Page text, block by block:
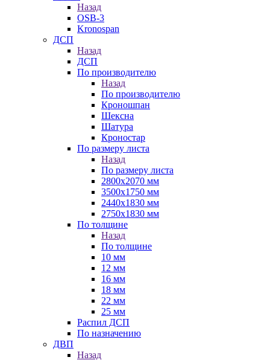
Назад
OSB-3
Kronospan
ДСП
Назад
ДСП
По производителю
Назад
По производителю
Кроношпан
Шексна
Шатура
Кроностар
По размеру листа
Назад
По размеру листа
2800х2070 мм
3500х1750 мм
2440х1830 мм
2750х1830 мм
По толщине
Назад
По толщине
10 мм
12 мм
16 мм
18 мм
22 мм
25 мм
Распил ДСП
По назначению
ДВП
Назад